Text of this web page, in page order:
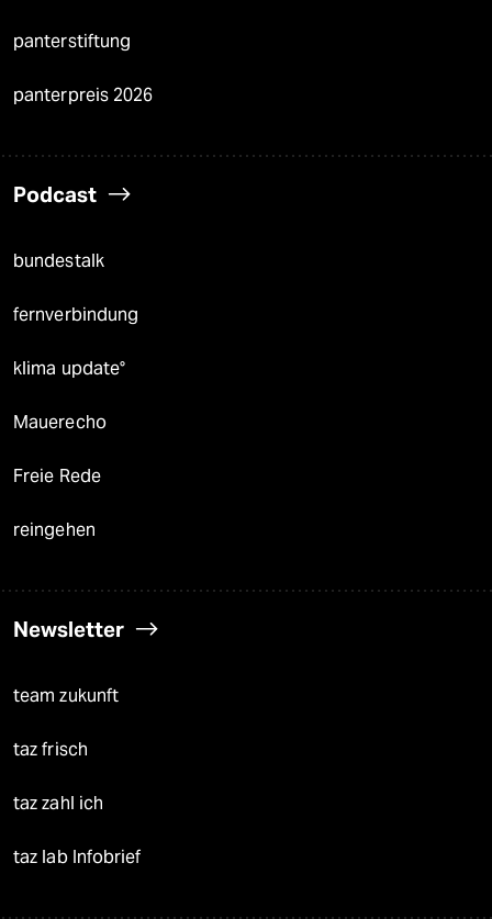
panterstiftung
panterpreis 2026
Podcast
bundestalk
fernverbindung
klima update°
Mauerecho
Freie Rede
reingehen
Newsletter
team zukunft
taz frisch
taz zahl ich
taz lab Infobrief